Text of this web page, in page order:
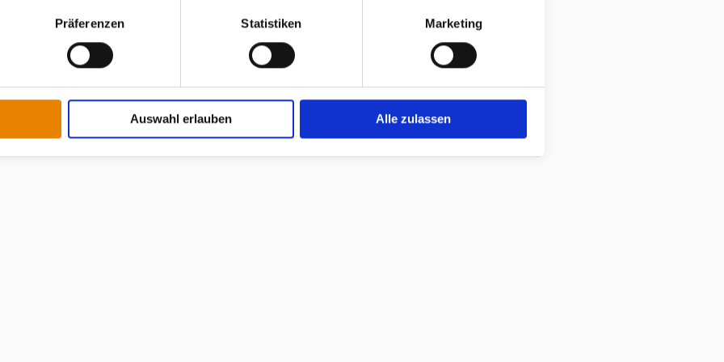
Präferenzen Statistiken Marketing
Auswahl erlauben Alle zulassen
das gesamte Leistungssektrum unserer Abteilung.